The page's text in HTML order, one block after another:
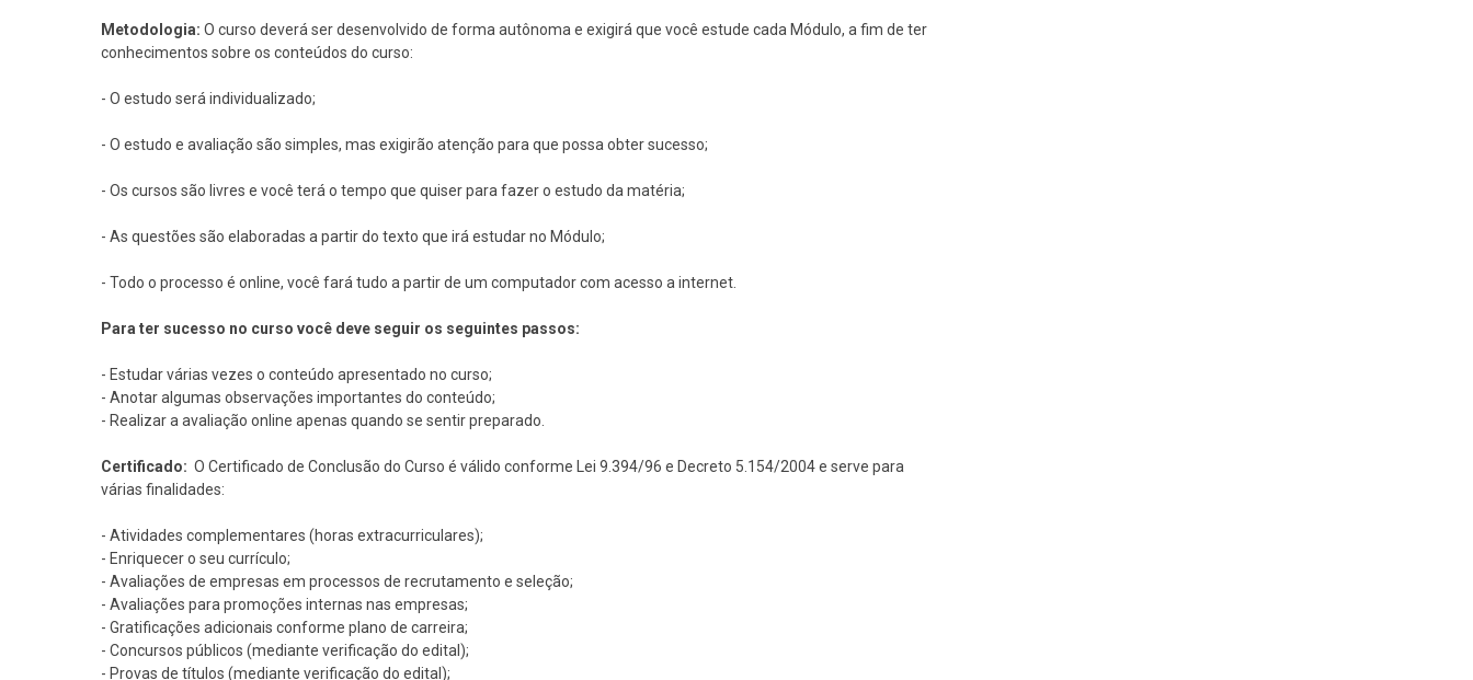
Metodologia: O curso deverá ser desenvolvido de forma autônoma e exigirá que você estude cada Módulo, a fim de ter
conhecimentos sobre os conteúdos do curso:
- O estudo será individualizado;
- O estudo e avaliação são simples, mas exigirão atenção para que possa obter sucesso;
- Os cursos são livres e você terá o tempo que quiser para fazer o estudo da matéria;
- As questões são elaboradas a partir do texto que irá estudar no Módulo;
- Todo o processo é online, você fará tudo a partir de um computador com acesso a internet.
Para ter sucesso no curso você deve seguir os seguintes passos:
- Estudar várias vezes o conteúdo apresentado no curso;
- Anotar algumas observações importantes do conteúdo;
- Realizar a avaliação online apenas quando se sentir preparado.
Certificado: O Certificado de Conclusão do Curso é válido conforme Lei 9.394/96 e Decreto 5.154/2004 e serve para
várias finalidades:
- Atividades complementares (horas extracurriculares);
- Enriquecer o seu currículo;
- Avaliações de empresas em processos de recrutamento e seleção;
- Avaliações para promoções internas nas empresas;
- Gratificações adicionais conforme plano de carreira;
- Concursos públicos (mediante verificação do edital);
- Provas de títulos (mediante verificação do edital);